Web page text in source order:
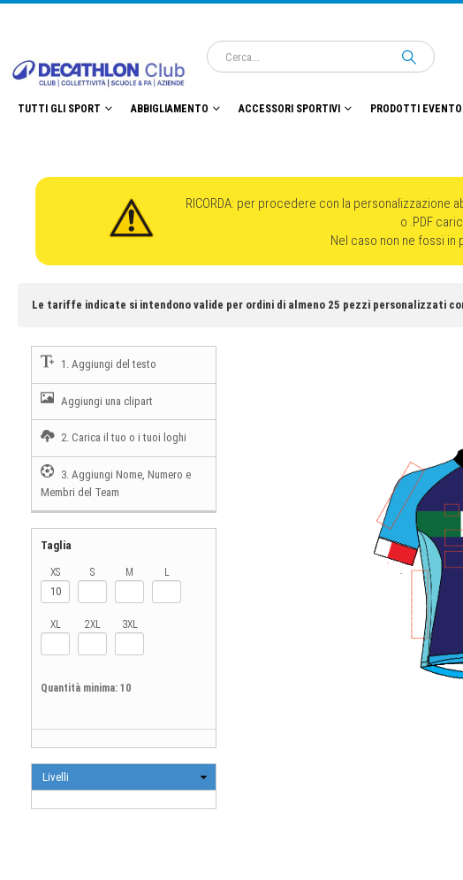
TUTTI GLI SPORT ABBIGLIAMENTO ACCESSORI SPORTIVI PRODOTTI EVENTO